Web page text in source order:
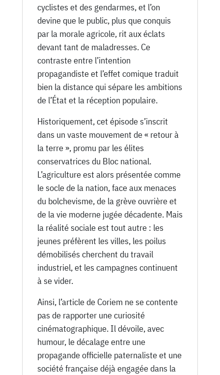
cyclistes et des gendarmes, et l’on
devine que le public, plus que conquis
par la morale agricole, rit aux éclats
devant tant de maladresses. Ce
contraste entre l’intention
propagandiste et l’effet comique traduit
bien la distance qui sépare les ambitions
de l’État et la réception populaire.
Historiquement, cet épisode s’inscrit
dans un vaste mouvement de « retour à
la terre », promu par les élites
conservatrices du Bloc national.
L’agriculture est alors présentée comme
le socle de la nation, face aux menaces
du bolchevisme, de la grève ouvrière et
de la vie moderne jugée décadente. Mais
la réalité sociale est tout autre : les
jeunes préfèrent les villes, les poilus
démobilisés cherchent du travail
industriel, et les campagnes continuent
à se vider.
Ainsi, l’article de Coriem ne se contente
pas de rapporter une curiosité
cinématographique. Il dévoile, avec
humour, le décalage entre une
propagande officielle paternaliste et une
société française déjà engagée dans la